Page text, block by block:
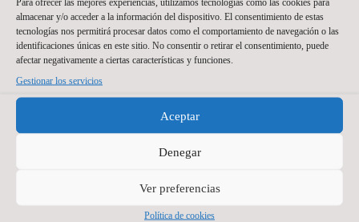
almacenar y/o acceder a la información del dispositivo. El consentimiento de estas
tecnologías nos permitirá procesar datos como el comportamiento de navegación o las
identificaciones únicas en este sitio. No consentir o retirar el consentimiento, puede
afectar negativamente a ciertas características y funciones.
Gestionar los servicios
Aceptar
Denegar
Ver preferencias
Política de cookies
Y FUTURO
PARA EL
WANAPIX
27 de julio de 2026
hay comentarios
procedente de Ferro y
WANAPIX
20 de julio de 2026
No
hay comentarios
Jackson Sant’Anna
a Primera División.